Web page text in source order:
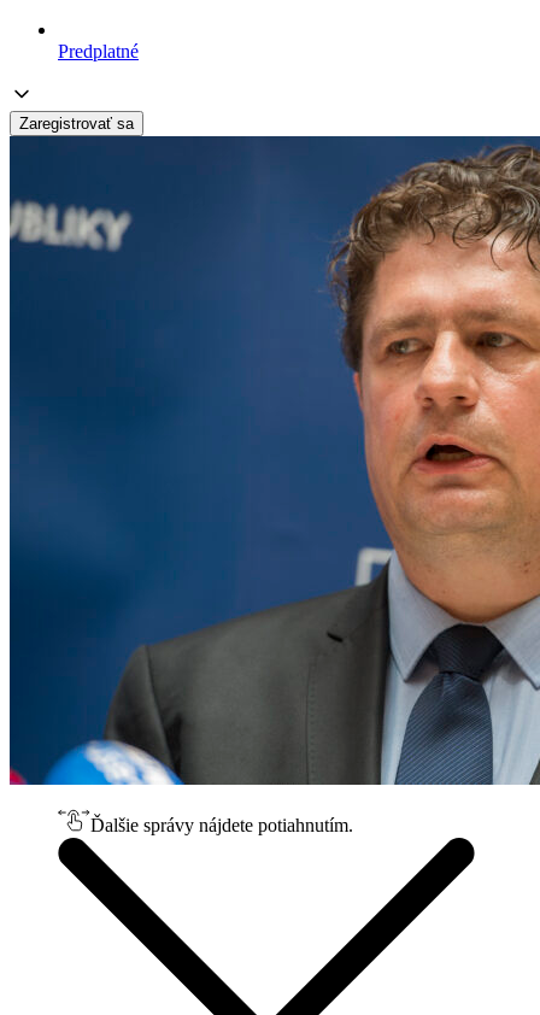
Predplatné
Zaregistrovať sa
Ďalšie správy nájdete potiahnutím.